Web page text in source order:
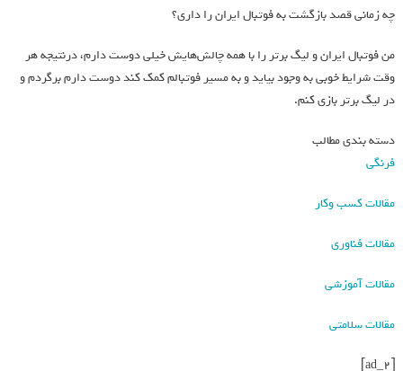
چه زمانی قصد بازگشت به فوتبال ایران را داری؟
من فوتبال ایران و لیگ برتر را با همه چالش‌هایش خیلی دوست دارم، درنتیجه هر
وقت شرایط خوبی به وجود بیاید و به مسیر فوتبالم کمک کند دوست دارم برگردم و
در لیگ برتر بازی کنم.
دسته بندی مطالب
فرنگی
مقالات کسب وکار
مقالات فناوری
مقالات آموزشی
مقالات سلامتی
[ad_2]